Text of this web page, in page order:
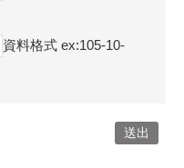
資料格式 ex:105-10-